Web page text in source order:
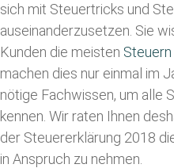
sich mit Steuertricks und
auseinanderzusetzen. Sie
Kunden die meisten
machen dies nur einmal im
nötige Fachwissen, um alle
kennen. Wir raten Ihnen
der Steuererklärung 2018
in Anspruch zu nehmen.